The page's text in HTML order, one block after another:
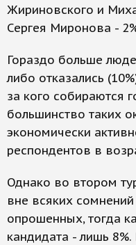
Жириновского и
Сергея Миронова -
Гораздо больше
либо отказались
за кого собираются
большинство таких
экономически
респондентов в
Однако во втором
вне всяких
опрошенных, тогда
кандидата - лишь